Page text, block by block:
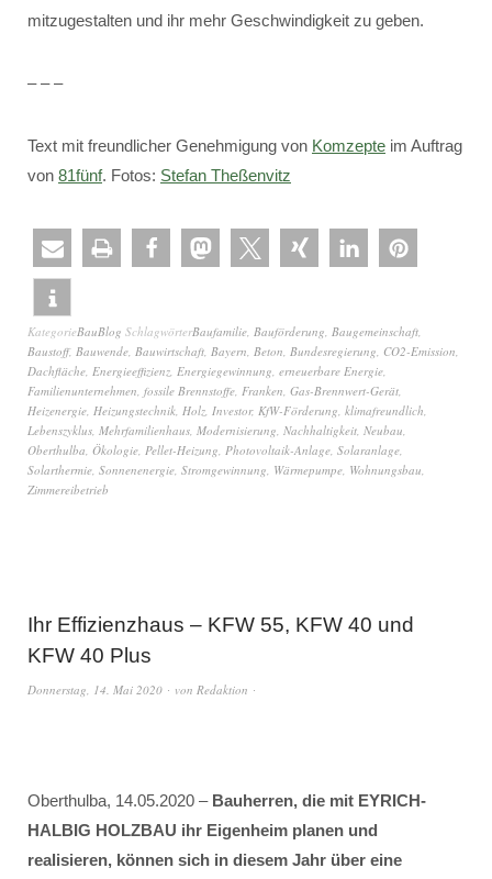
mitzugestalten und ihr mehr Geschwindigkeit zu geben.
– – –
Text mit freundlicher Genehmigung von Komzepte im Auftrag
von 81fünf. Fotos: Stefan Theßenvitz
KategorieBauBlog SchlagwörterBaufamilie, Bauförderung, Baugemeinschaft,
Baustoff, Bauwende, Bauwirtschaft, Bayern, Beton, Bundesregierung, CO2-Emission,
Dachfläche, Energieeffizienz, Energiegewinnung, erneuerbare Energie,
Familienunternehmen, fossile Brennstoffe, Franken, Gas-Brennwert-Gerät,
Heizenergie, Heizungstechnik, Holz, Investor, KfW-Förderung, klimafreundlich,
Lebenszyklus, Mehrfamilienhaus, Modernisierung, Nachhaltigkeit, Neubau,
Oberthulba, Ökologie, Pellet-Heizung, Photovoltaik-Anlage, Solaranlage,
Solarthermie, Sonnenenergie, Stromgewinnung, Wärmepumpe, Wohnungsbau,
Zimmereibetrieb
Ihr Effizienzhaus – KFW 55, KFW 40 und
KFW 40 Plus
Donnerstag, 14. Mai 2020 von Redaktion
Oberthulba, 14.05.2020 – Bauherren, die mit EYRICH-
HALBIG HOLZBAU ihr Eigenheim planen und
realisieren, können sich in diesem Jahr über eine